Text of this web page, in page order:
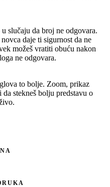
slučaju da broj ne odgovara.
daje ti sigurnost da ne
možeš vratiti obuću nakon
ne odgovara.
to bolje. Zoom, prikaz
stekneš bolju predstavu o